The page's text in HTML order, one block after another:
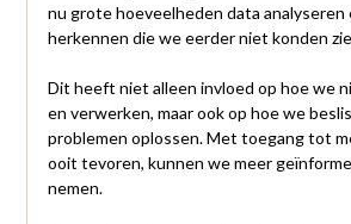
nu grote hoeveelheden data analyseren
herkennen die we eerder niet konden
Dit heeft niet alleen invloed op hoe we
en verwerken, maar ook op hoe we
problemen oplossen. Met toegang tot
ooit tevoren, kunnen we meer
nemen.